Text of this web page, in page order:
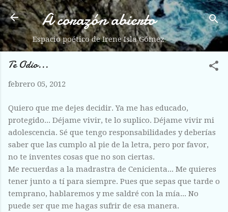
Ir al contenido principal
A corazón abierto
Espacio poético de Irene Isla Gómez
Te Odio...
febrero 05, 2012
Quiero que me dejes decidir. Ya me has educado,
protegido... Déjame vivir, te lo suplico. Déjame vivir mi
adolescencia. Sé que tengo responsabilidades y deberías
saber que las cumplo al pie de la letra, pero por favor,
no te inventes cosas que no son ciertas.
Me recuerdas a la madrastra de Cenicienta... Me quieres
tener junto a tí para siempre. Pues que sepas que tarde o
temprano, hablaremos y me saldré con la mía... No
puede ser que me hagas sufrir de esa manera.